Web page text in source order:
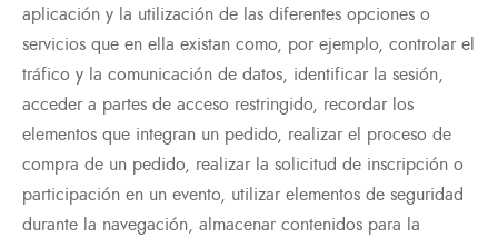
aplicación y la utilización de las diferentes opciones o
servicios que en ella existan como, por ejemplo, controlar el
tráfico y la comunicación de datos, identificar la sesión,
acceder a partes de acceso restringido, recordar los
elementos que integran un pedido, realizar el proceso de
compra de un pedido, realizar la solicitud de inscripción o
participación en un evento, utilizar elementos de seguridad
durante la navegación, almacenar contenidos para la